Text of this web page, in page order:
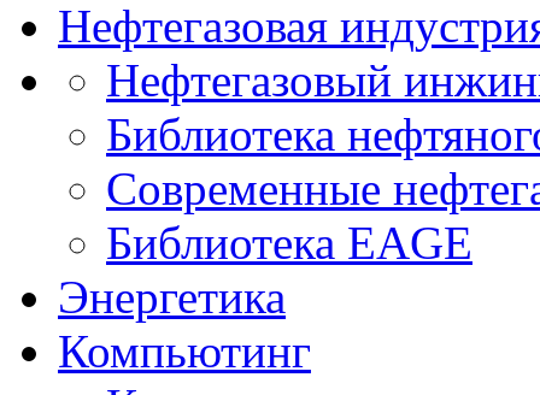
Нефтегазовая
Нефтегазовый
Библиотека
Современные
Библиотека EAGE
Энергетика
Компьютинг